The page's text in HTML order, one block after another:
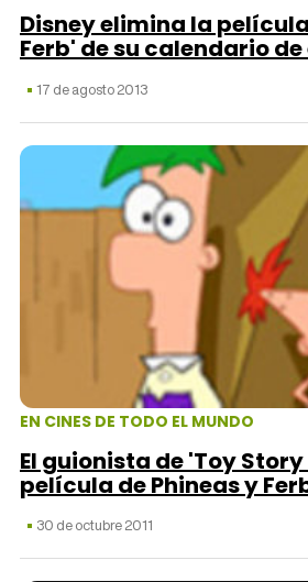
Disney elimina la
Ferb' de su calendario
17 de agosto 2013
EN CINES DE TODO EL MUNDO
El guionista de 'Toy Story
película de Phineas y
30 de octubre 2011